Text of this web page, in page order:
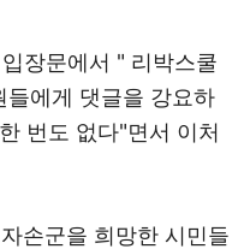
장문에서 " 리박스쿨
에게 댓글을 강요하
번도 없다"면서 이처
손군을 희망한 시민들